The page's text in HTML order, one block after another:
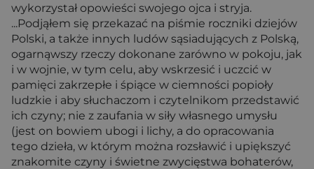
wykorzystał opowieści swojego ojca i stryja.
...Podjąłem się przekazać na piśmie roczniki dziejów
Polski, a także innych ludów sąsiadujących z Polską,
ogarnąwszy rzeczy dokonane zarówno w pokoju, jak
i w wojnie, w tym celu, aby wskrzesić i uczcić w
pamięci zakrzepłe i śpiące w ciemności popioły
ludzkie i aby słuchaczom i czytelnikom przedstawić
ich czyny; nie z zaufania w siły własnego umysłu
(jest on bowiem ubogi i lichy, a do opracowania
tego dzieła, w którym można rozsławić i upiększyć
znakomite czyny i świetne zwycięstwa bohaterów,